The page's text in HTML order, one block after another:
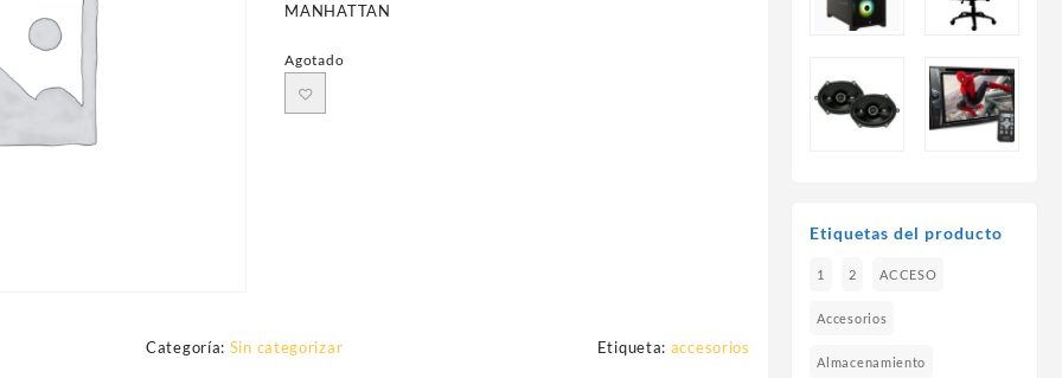
MANHATTAN
Agotado
Categoría: Sin categorizar Etiqueta: accesorios
Etiquetas del producto
1 2 ACCESO
Accesorios
Almacenamiento